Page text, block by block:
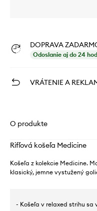
DOPRAVA
Odoslanie aj do 24
VRÁTENIE A
O produkte
Rifľová košeľa Medicine
Košeľa z kolekcie Medicine.
klasický, jemne vystužený
- Košeľa v relaxed strihu